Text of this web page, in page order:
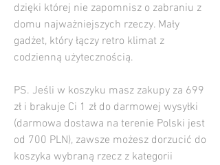
dzięki której nie zapomnisz o zabraniu z
domu najważniejszych rzeczy. Mały
gadżet, który łączy retro klimat z
codzienną użytecznością.
PS. Jeśli w koszyku masz zakupy za 699
zł i brakuje Ci 1 zł do darmowej wysyłki
(darmowa dostawa na terenie Polski jest
od 700 PLN), zawsze możesz dorzucić do
koszyka wybraną rzecz z kategorii